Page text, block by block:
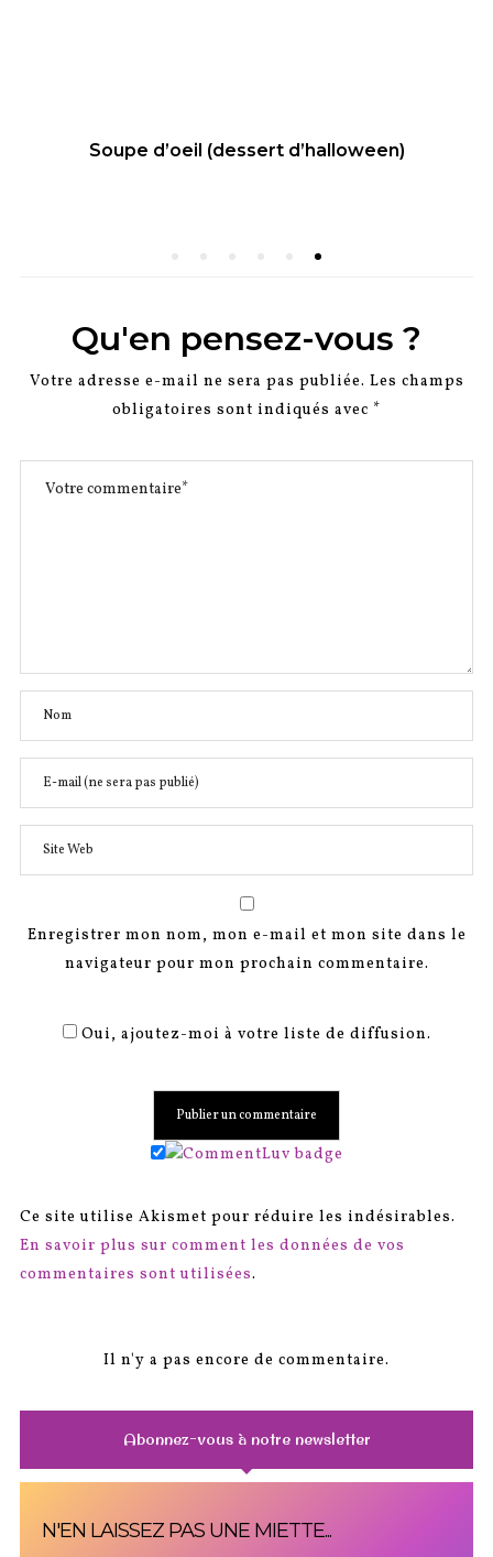
Soupe d’oeil (dessert d’halloween)
Qu'en pensez-vous ?
Votre adresse e-mail ne sera pas publiée. Les champs
obligatoires sont indiqués avec *
Enregistrer mon nom, mon e-mail et mon site dans le
navigateur pour mon prochain commentaire.
Oui, ajoutez-moi à votre liste de diffusion.
Ce site utilise Akismet pour réduire les indésirables.
En savoir plus sur comment les données de vos
commentaires sont utilisées.
Il n'y a pas encore de commentaire.
Abonnez-vous à notre newsletter
N'EN LAISSEZ PAS UNE MIETTE...